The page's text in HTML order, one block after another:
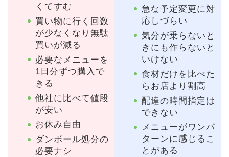
くてすむ
買い物に行く回数
が少なくなり無駄
買いが減る
必要なメニューを
1日分ずつ購入で
きる
他社に比べて値段
が安い
お休み自由
ダンボール処分の
必要ナシ
急な予定変更に対
応しづらい
気分が乗らないと
きにも作らないと
いけない
食材だけを比べた
らお店より割高
配達の時間指定は
できない
メニューがワンパ
ターンに感じるこ
とがある